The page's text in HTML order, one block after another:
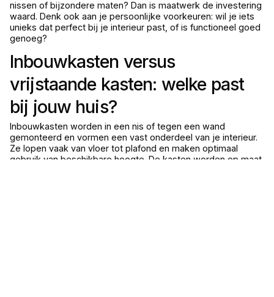
nissen of bijzondere maten? Dan is maatwerk de investering
waard. Denk ook aan je persoonlijke voorkeuren: wil je iets
unieks dat perfect bij je interieur past, of is functioneel goed
genoeg?
Inbouwkasten versus
vrijstaande kasten: welke past
bij jouw huis?
Inbouwkasten worden in een nis of tegen een wand
gemonteerd en vormen een vast onderdeel van je interieur.
Ze lopen vaak van vloer tot plafond en maken optimaal
gebruik van beschikbare hoogte. De kasten worden op maat